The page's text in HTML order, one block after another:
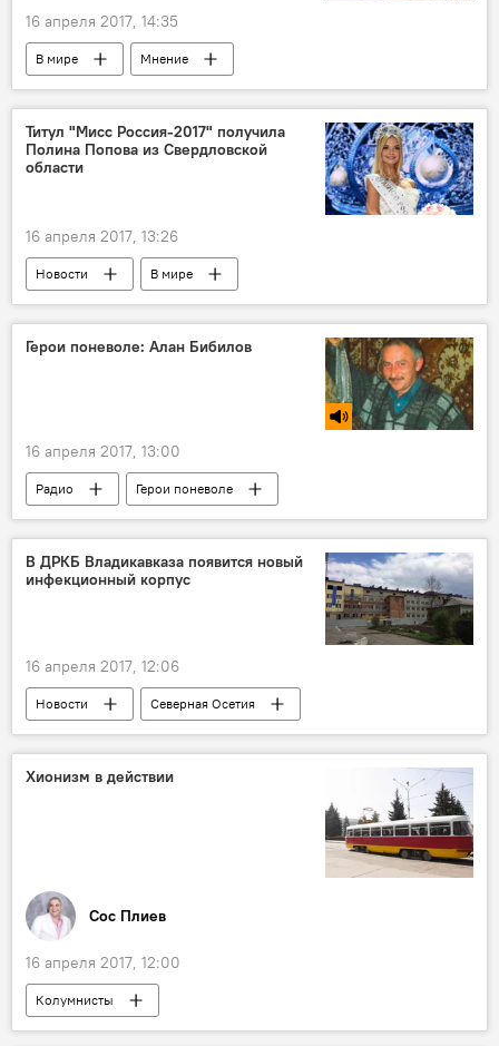
16 апреля 2017, 14:35
В мире Мнение
Титул "Мисс Россия-2017" получила
Полина Попова из Свердловской
области
16 апреля 2017, 13:26
Новости В мире
Герои поневоле: Алан Бибилов
16 апреля 2017, 13:00
Радио Герои поневоле
В ДРКБ Владикавказа появится новый
инфекционный корпус
16 апреля 2017, 12:06
Новости Северная Осетия
Хионизм в действии
Сос Плиев
16 апреля 2017, 12:00
Колумнисты